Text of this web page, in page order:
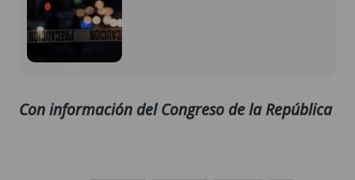
Con información del Congreso de la República